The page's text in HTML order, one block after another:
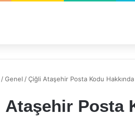
/Genel /Çiğli Ataşehir Posta Kodu
Ataşehir Posta